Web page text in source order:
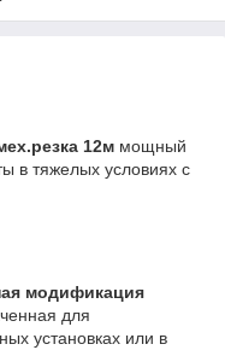
12м мощный
в тяжелых условиях с
модификация
для
установках или в